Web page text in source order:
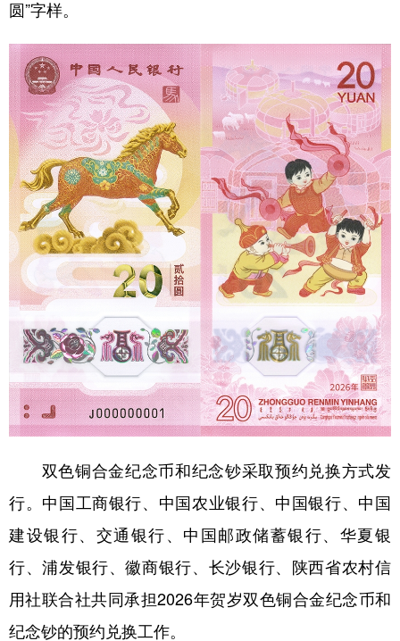
圆”字样。
双色铜合金纪念币和纪念钞采取预约兑换方式发
行。中国工商银行、中国农业银行、中国银行、中国
建设银行、交通银行、中国邮政储蓄银行、华夏银
行、浦发银行、徽商银行、长沙银行、陕西省农村信
用社联合社共同承担2026年贺岁双色铜合金纪念币和
纪念钞的预约兑换工作。